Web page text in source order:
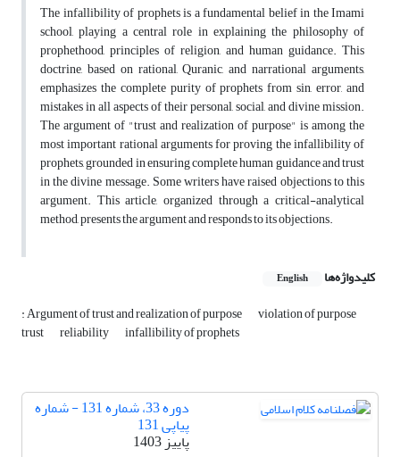
The infallibility of prophets is a fundamental belief in the Imami
school, playing a central role in explaining the philosophy of
prophethood, principles of religion, and human guidance. This
doctrine, based on rational, Quranic, and narrational arguments,
emphasizes the complete purity of prophets from sin, error, and
mistakes in all aspects of their personal, social, and divine mission.
The argument of "trust and realization of purpose" is among the
most important rational arguments for proving the infallibility of
prophets, grounded in ensuring complete human guidance and trust
in the divine message. Some writers have raised objections to this
argument. This article, organized through a critical-analytical
method, presents the argument and responds to its objections.
کلیدواژه‌ها English
: Argument of trust and realization of purpose violation of purpose
trust reliability infallibility of prophets
دوره 33، شماره 131 - شماره
پیاپی 131
پاییز 1403